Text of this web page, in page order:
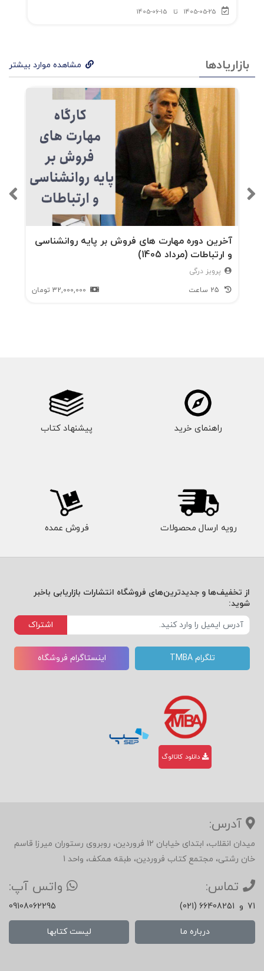
1405-05-25
تا 1405-06-15
بازاریادها مشاهده موارد بیشتر
آخرین دوره مهارت های فروش بر پایه روانشناسی
و ارتباطات (مرداد 1405)
پرویز درگی
32,000,000 تومان
راهنمای خرید پیشنهاد کتاب
رویه ارسال محصولات فروش عمده
از تخفیف‌ها و جدیدترین‌های فروشگاه انتشارات بازاریابی باخبر
شوید:
اشتراک
تلگرام TMBA اینستاگرام فروشگاه
دانلود کاتالوگ
آدرس:
میدان انقلاب، ابتدای خیابان 12 فروردین، روبروی رستوران میرزا قاسم
خان رشتی، مجتمع کتاب فروردین، طبقه همکف، واحد 1
تماس:
(021) 66408251 و 71
واتس آپ:
09108062295
درباره ما لیست کتابها